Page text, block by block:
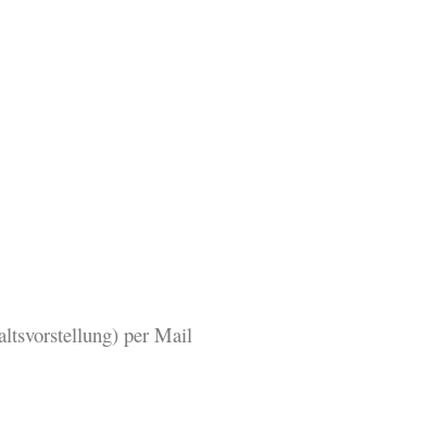
per Mail